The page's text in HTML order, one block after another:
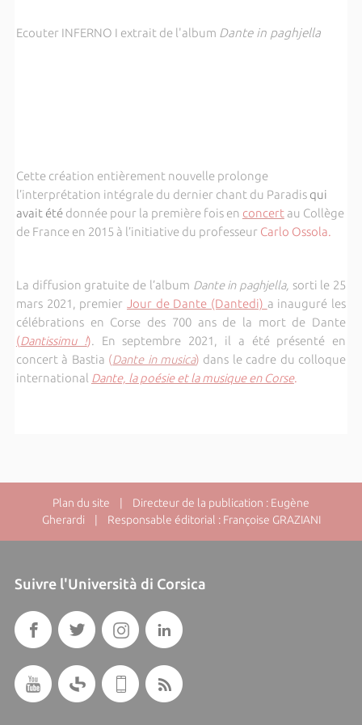
Ecouter INFERNO I extrait de l'album Dante in paghjella
Cette création entièrement nouvelle prolonge
l’interprétation intégrale du dernier chant du Paradis qui
avait été donnée pour la première fois en concert au Collège
de France en 2015 à l’initiative du professeur Carlo Ossola.
La diffusion gratuite de l’album Dante in paghjella, sorti le 25
mars 2021, premier Jour de Dante (Dantedi) a inauguré les
célébrations en Corse des 700 ans de la mort de Dante
(Dantissimu !). En septembre 2021, il a été présenté en
concert à Bastia (Dante in musica) dans le cadre du colloque
international Dante, la poésie et la musique en Corse.
Plan du site | Directeur de la publication : Eugène
Gherardi | Responsable éditorial : Françoise GRAZIANI
Suivre l'Università di Corsica